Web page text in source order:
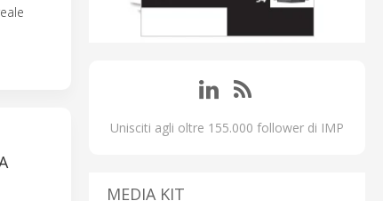
Unisciti agli oltre 155.000 follower di IMP
MEDIA KIT